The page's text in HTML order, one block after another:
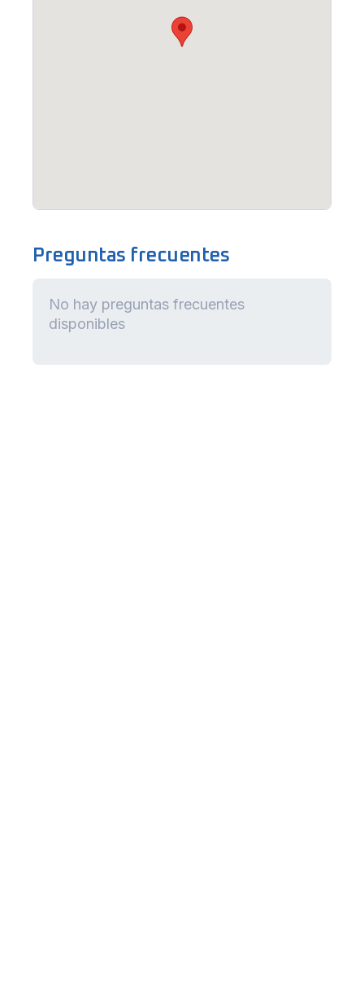
Preguntas frecuentes
No hay preguntas frecuentes
disponibles